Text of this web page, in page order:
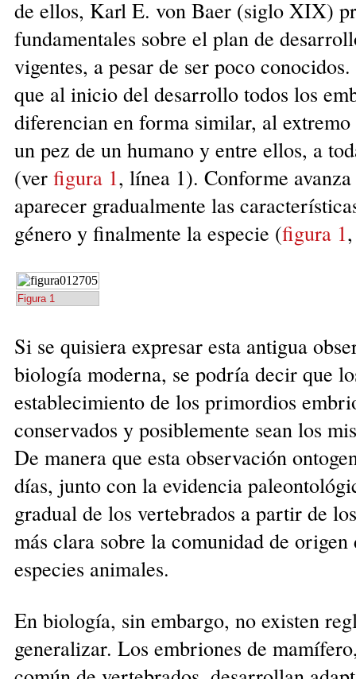
de ellos, Karl E. von Baer (siglo XIX)
fundamentales sobre el plan de
vigentes, a pesar de ser poco
que al inicio del desarrollo todos los
diferencian en forma similar, al
un pez de un humano y entre ellos, a
(ver figura 1, línea 1). Conforme
aparecer gradualmente las
género y finalmente la especie (figura 1
Figura 1
Si se quisiera expresar esta antigua
biología moderna, se podría decir que
establecimiento de los primordios
conservados y posiblemente sean los
De manera que esta observación
días, junto con la evidencia
gradual de los vertebrados a partir de
más clara sobre la comunidad de
especies animales.
En biología, sin embargo, no existen
generalizar. Los embriones de